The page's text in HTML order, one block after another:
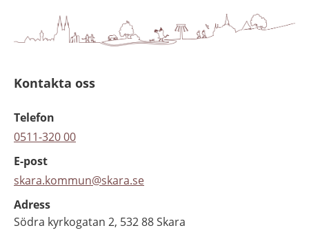
Kontakta oss
Telefon
0511-320 00
E-post
skara.kommun@skara.se
Adress
Södra kyrkogatan 2, 532 88 Skara